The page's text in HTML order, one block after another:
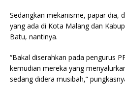
Sedangkan mekanisme, papar dia,
yang ada di Kota Malang dan
Batu, nantinya.
“Bakal diserahkan pada pengurus
kemudian mereka yang
sedang didera musibah,”